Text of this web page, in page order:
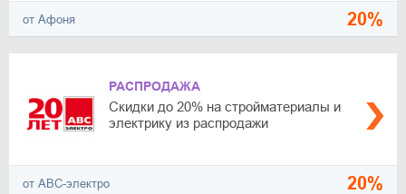
от Афоня 20%
РАСПРОДАЖА
Скидки до 20% на стройматериалы и
электрику из распродажи
от АВС-электро 20%